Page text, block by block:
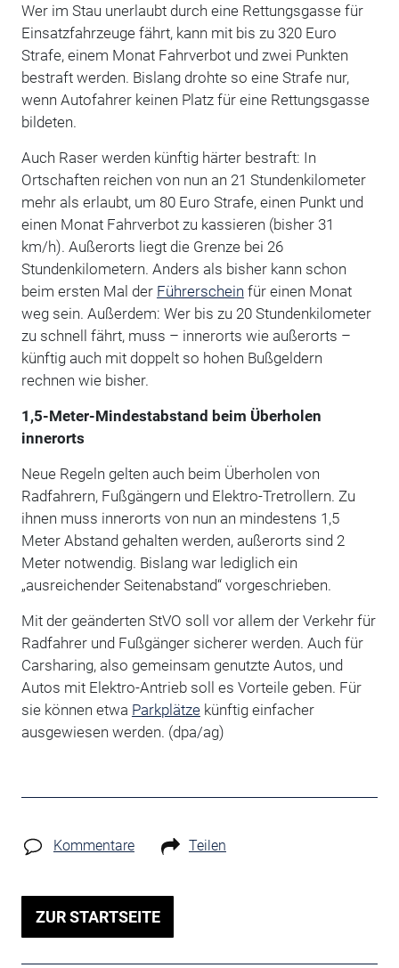
Wer im Stau unerlaubt durch eine Rettungsgasse für
Einsatzfahrzeuge fährt, kann mit bis zu 320 Euro
Strafe, einem Monat Fahrverbot und zwei Punkten
bestraft werden. Bislang drohte so eine Strafe nur,
wenn Autofahrer keinen Platz für eine Rettungsgasse
bildeten.
Auch Raser werden künftig härter bestraft: In
Ortschaften reichen von nun an 21 Stundenkilometer
mehr als erlaubt, um 80 Euro Strafe, einen Punkt und
einen Monat Fahrverbot zu kassieren (bisher 31
km/h). Außerorts liegt die Grenze bei 26
Stundenkilometern. Anders als bisher kann schon
beim ersten Mal der Führerschein für einen Monat
weg sein. Außerdem: Wer bis zu 20 Stundenkilometer
zu schnell fährt, muss – innerorts wie außerorts –
künftig auch mit doppelt so hohen Bußgeldern
rechnen wie bisher.
1,5-Meter-Mindestabstand beim Überholen
innerorts
Neue Regeln gelten auch beim Überholen von
Radfahrern, Fußgängern und Elektro-Tretrollern. Zu
ihnen muss innerorts von nun an mindestens 1,5
Meter Abstand gehalten werden, außerorts sind 2
Meter notwendig. Bislang war lediglich ein
„ausreichender Seitenabstand“ vorgeschrieben.
Mit der geänderten StVO soll vor allem der Verkehr für
Radfahrer und Fußgänger sicherer werden. Auch für
Carsharing, also gemeinsam genutzte Autos, und
Autos mit Elektro-Antrieb soll es Vorteile geben. Für
sie können etwa Parkplätzekünftig einfacher
ausgewiesen werden. (dpa/ag)
Kommentare Teilen
ZUR STARTSEITE